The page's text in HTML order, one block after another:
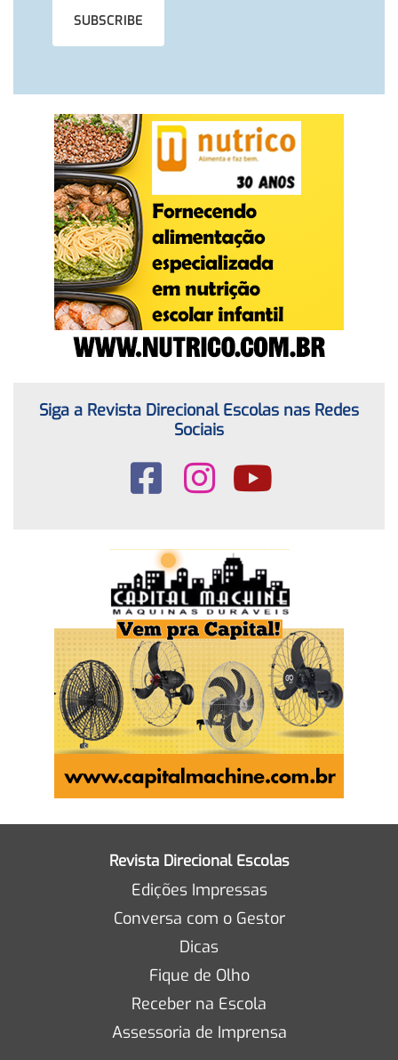
Siga a Revista Direcional Escolas nas Redes
Sociais
Revista Direcional Escolas
Edições Impressas
Conversa com o Gestor
Dicas
Fique de Olho
Receber na Escola
Assessoria de Imprensa